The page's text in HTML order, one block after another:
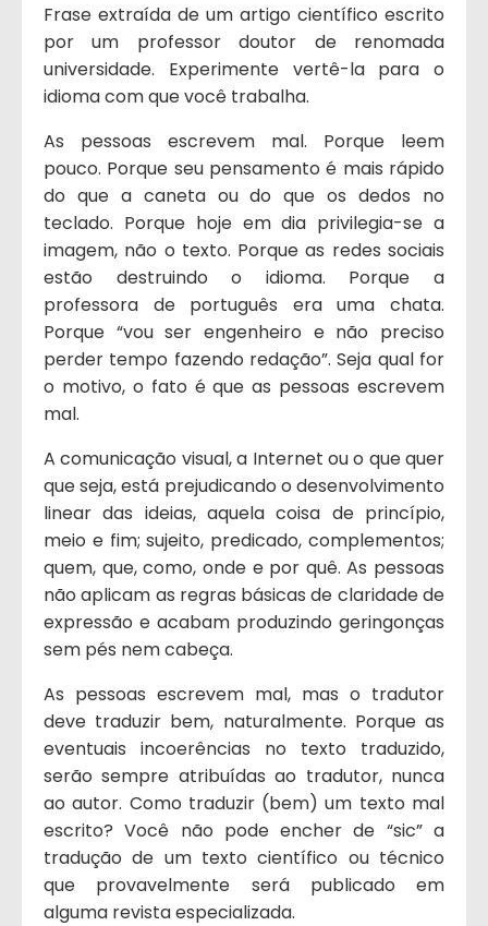
Frase extraída de um artigo científico escrito
por um professor doutor de renomada
universidade. Experimente vertê-la para o
idioma com que você trabalha.
As pessoas escrevem mal. Porque leem
pouco. Porque seu pensamento é mais rápido
do que a caneta ou do que os dedos no
teclado. Porque hoje em dia privilegia-se a
imagem, não o texto. Porque as redes sociais
estão destruindo o idioma. Porque a
professora de português era uma chata.
Porque “vou ser engenheiro e não preciso
perder tempo fazendo redação”. Seja qual for
o motivo, o fato é que as pessoas escrevem
mal.
A comunicação visual, a Internet ou o que quer
que seja, está prejudicando o desenvolvimento
linear das ideias, aquela coisa de princípio,
meio e fim; sujeito, predicado, complementos;
quem, que, como, onde e por quê. As pessoas
não aplicam as regras básicas de claridade de
expressão e acabam produzindo geringonças
sem pés nem cabeça.
As pessoas escrevem mal, mas o tradutor
deve traduzir bem, naturalmente. Porque as
eventuais incoerências no texto traduzido,
serão sempre atribuídas ao tradutor, nunca
ao autor. Como traduzir (bem) um texto mal
escrito? Você não pode encher de “sic” a
tradução de um texto científico ou técnico
que provavelmente será publicado em
alguma revista especializada.